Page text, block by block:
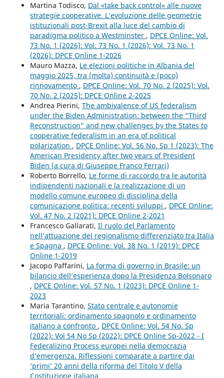
Martina Todisco, Dal «take back control» alle nuove
strategie cooperative. L’evoluzione delle geometrie
istituzionali post-Brexit alla luce del cambio di
paradigma politico a Westminster , DPCE Online: Vol.
73 No. 1 (2026): Vol. 73 No. 1 (2026): Vol. 73 No. 1
(2026): DPCE Online 1-2026
Mauro Mazza, Le elezioni politiche in Albania del
maggio 2025, tra (molta) continuità e (poco)
rinnovamento , DPCE Online: Vol. 70 No. 2 (2025): Vol.
70 No. 2 (2025): DPCE Online 2-2025
Andrea Pierini, The ambivalence of US federalism
under the Biden Administration: between the “Third
Reconstruction” and new challenges by the States to
cooperative federalism in an era of political
polarization , DPCE Online: Vol. 56 No. Sp 1 (2023): The
American Presidency after two years of President
Biden (a cura di Giuseppe Franco Ferrari)
Roberto Borrello, Le forme di raccordo tra le autorità
indipendenti nazionali e la realizzazione di un
modello comune europeo di disciplina della
comunicazione politica: recenti sviluppi , DPCE Online:
Vol. 47 No. 2 (2021): DPCE Online 2-2021
Francesco Gallarati, Il ruolo del Parlamento
nell’attuazione del regionalismo differenziato tra Italia
e Spagna , DPCE Online: Vol. 38 No. 1 (2019): DPCE
Online 1-2019
Jacopo Paffarini, La forma di governo in Brasile: un
bilancio dell’esperienza dopo la Presidenza Bolsonaro
, DPCE Online: Vol. 57 No. 1 (2023): DPCE Online 1-
2023
Maria Tarantino, Stato centrale e autonomie
territoriali: ordinamento spagnolo e ordinamento
italiano a confronto , DPCE Online: Vol. 54 No. Sp
(2022): Vol 54 No Sp (2022): DPCE Online Sp-2022 - I
Federalizing Process europei nella democrazia
d’emergenza. Riflessioni comparate a partire dai
‘primi’ 20 anni della riforma del Titolo V della
Costituzione italiana